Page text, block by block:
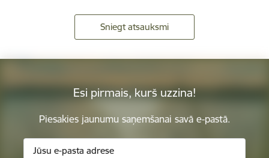
Sniegt atsauksmi
Esi pirmais, kurš uzzina!
Piesakies jaunumu saņemšanai savā e-pastā.